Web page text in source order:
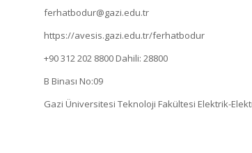
ferhatbodur@gazi.edu.tr
https://avesis.gazi.edu.tr/ferhatbodur
+90 312 202 8800 Dahili: 28800
B Binası No:09
Gazi Üniversitesi Teknoloji Fakültesi Elektrik-